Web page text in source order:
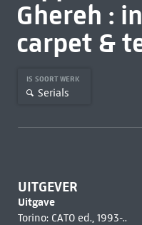
Ghereh :
carpet &
IS SOORT WERK
Serials
UITGEVER
Uitgave
Torino: CATO ed., 1993-..